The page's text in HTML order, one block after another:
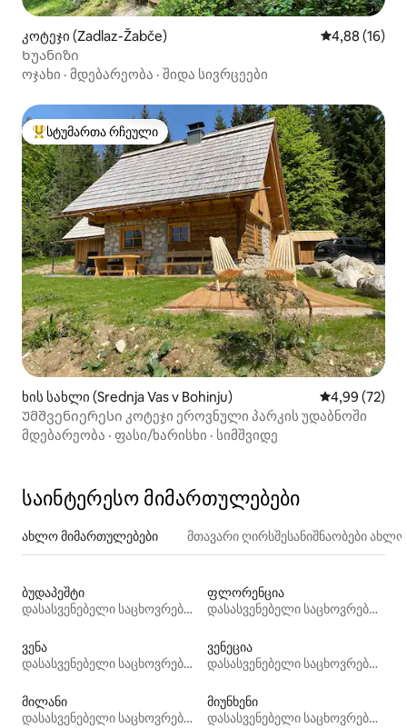
კოტეჯი (Zadlaz-Žabče) საშუალო
4,88 (16)
Ხუანიზი
ოჯახი · მდებარეობა · შიდა სივრცეები
სტუმართა რჩეული მოწინავე ვარიანტი
სტუმართა რჩეული
ხის სახლი (Srednja Vas v Bohinju) საშუალო
4,99 (72)
Უმშვენიერესი კოტეჯი ეროვნული პარკის უდაბნოში
მდებარეობა · ფასი/ხარისხი · სიმშვიდე
საინტერესო მიმართულებები
ახლო მიმართულებები მთავარი ღირსშესანიშნაობები
ბუდაპეშტი
დასასვენებელი საცხოვრებლები
ფლორენცია
დასასვენებელი საცხოვრებლები
ვენა
დასასვენებელი საცხოვრებლები
ვენეცია
დასასვენებელი საცხოვრებლები
მილანი
დასასვენებელი საცხოვრებლები
მიუნხენი
დასასვენებელი საცხოვრებლები